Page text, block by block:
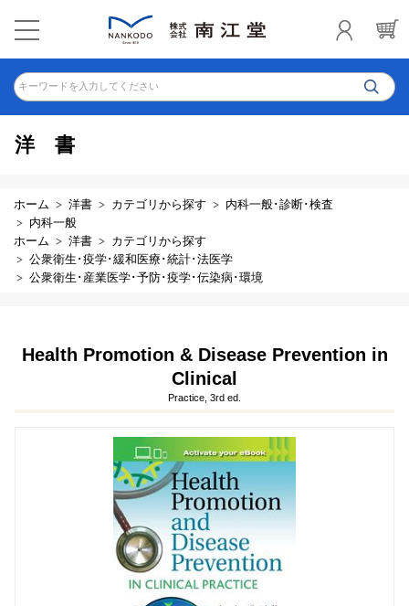
キーワードを入力してください
洋書
ホーム 洋書 カテゴリから探す
内科一般･診断･検査
内科一般
ホーム
洋書
カテゴリから探す
公衆衛生･疫学･緩和医療･統計･法医学
公衆衛生･産業医学･予防･疫学･伝染病･環境
Health Promotion & Disease Prevention in
Clinical
Practice, 3rd ed.